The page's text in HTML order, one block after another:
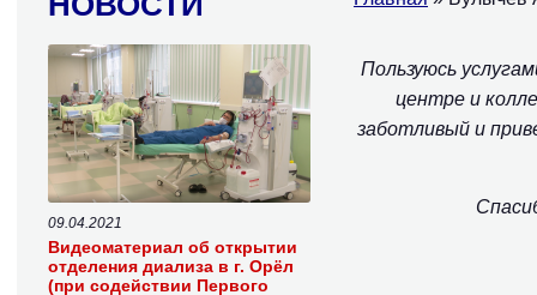
Пользуюсь
центре и
заботливый и
09.04.2021
Видеоматериал об открытии
отделения диализа в г. Орёл
(при содействии Первого